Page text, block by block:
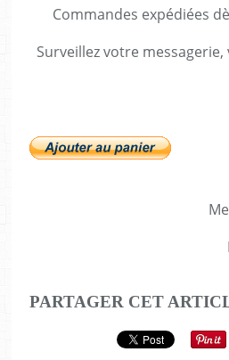
Commandes expédiées
Surveillez votre
PARTAGER CET